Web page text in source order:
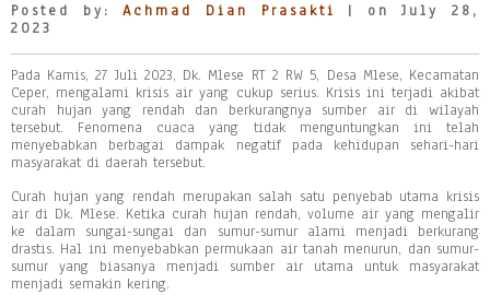
Posted by:Achmad Dian Prasakti
| on July 28,
2023
Pada Kamis, 27 Juli 2023, Dk. Mlese RT 2 RW 5, Desa Mlese, Kecamatan
Ceper, mengalami krisis air yang cukup serius. Krisis ini terjadi akibat
curah hujan yang rendah dan berkurangnya sumber air di wilayah
tersebut. Fenomena cuaca yang tidak menguntungkan ini telah
menyebabkan berbagai dampak negatif pada kehidupan sehari-hari
masyarakat di daerah tersebut.
Curah hujan yang rendah merupakan salah satu penyebab utama krisis
air di Dk. Mlese. Ketika curah hujan rendah, volume air yang mengalir
ke dalam sungai-sungai dan sumur-sumur alami menjadi berkurang
drastis. Hal ini menyebabkan permukaan air tanah menurun, dan sumur-
sumur yang biasanya menjadi sumber air utama untuk masyarakat
menjadi semakin kering.